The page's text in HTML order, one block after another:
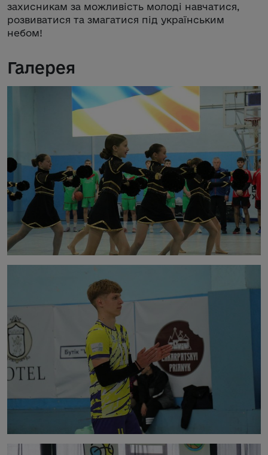
захисникам за можливість молоді навчатися,
розвиватися та змагатися під українським
небом!
Галерея